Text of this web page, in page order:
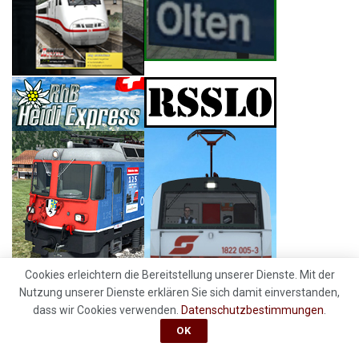
Cookies erleichtern die Bereitstellung unserer Dienste. Mit der
Nutzung unserer Dienste erklären Sie sich damit einverstanden,
dass wir Cookies verwenden. Datenschutzbestimmungen
OK